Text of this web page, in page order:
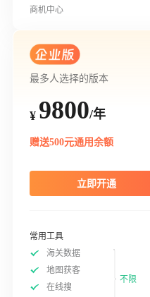
商机中心
最多人选择的版本
¥ 9800/年
赠送500元通用余额
立即开通
常用工具
海关数据
地图获客
在线搜
不限